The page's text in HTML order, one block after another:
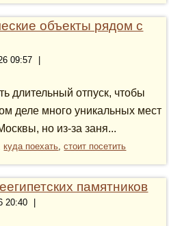
объекты рядом с
09:57
длительный отпуск, чтобы
деле много уникальных мест
но из-за заня...
куда поехать,стоит посетить
памятников
20:40